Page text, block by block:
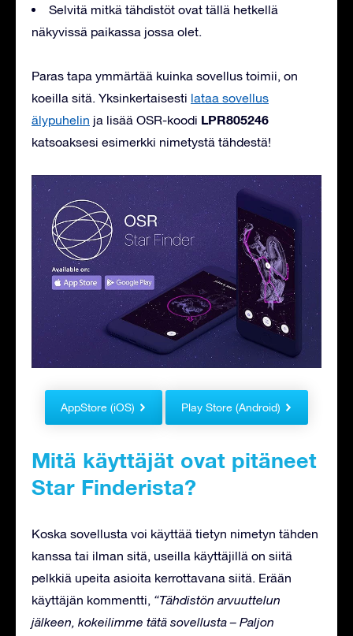
Selvitä mitkä tähdistöt ovat tällä hetkellä
näkyvissä paikassa jossa olet.
Paras tapa ymmärtää kuinka sovellus toimii, on
koeilla sitä. Yksinkertaisesti lataa sovellus
älypuhelin ja lisää OSR-koodi LPR805246
katsoaksesi esimerkki nimetystä tähdestä!
AppStore (iOS) Play Store (Android)
Mitä käyttäjät ovat pitäneet
Star Finderista?
Koska sovellusta voi käyttää tietyn nimetyn tähden
kanssa tai ilman sitä, useilla käyttäjillä on siitä
pelkkiä upeita asioita kerrottavana siitä. Erään
käyttäjän kommentti, “Tähdistön arvuuttelun
jälkeen, kokeilimme tätä sovellusta – Paljon